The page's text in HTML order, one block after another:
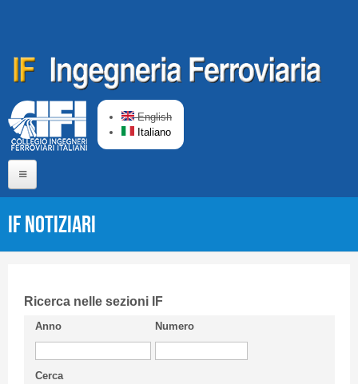
English
Italiano
CIFI in breve
Linee Guida
IF Notiziari
Ricerca nelle sezioni IF
Anno Numero
Cerca